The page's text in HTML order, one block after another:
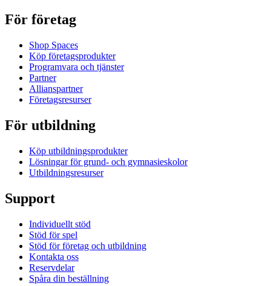
För företag
Shop Spaces
Köp företagsprodukter
Programvara och tjänster
Partner
Allianspartner
Företagsresurser
För utbildning
Köp utbildningsprodukter
Lösningar för grund- och gymnasieskolor
Utbildningsresurser
Support
Individuellt stöd
Stöd för spel
Stöd för företag och utbildning
Kontakta oss
Reservdelar
Spåra din beställning